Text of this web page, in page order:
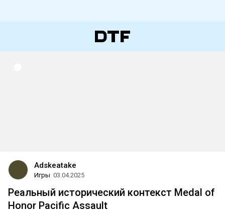
Adskeatake
Игры 03.04.2025
Реальный исторический контекст Medal of
Honor Pacific Assault